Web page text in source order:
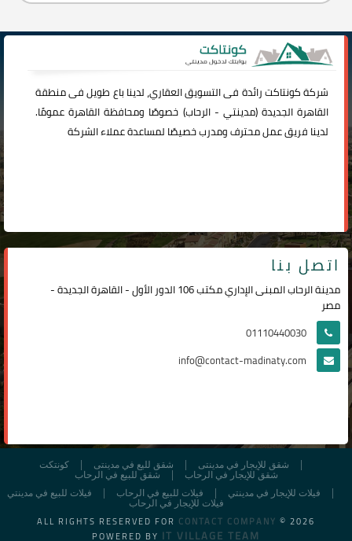
شركةكونتاكترائدة فى التسويق العقاري، لدينا باع طويل فى منطقة
القاهرة الجديدة (مدينتي -الرحاب) خصوصًا ومحافظة القاهرة عمومًا.
لدينا فريق عمل محترف ومدرب خصيصًا لمساعدة عملاء الشركة
اتصل بنا
مدينة الرحاب المبنى الإداري مكتب 106 الدور الأول - القاهرة الجديدة -
مصر
01110440030
info@contact-madinaty.com
كونتكت شقق لليع في مدينتى
شقق للإيجار في مدينتى
شقق للبيع في الرحاب
شقق للإيجار في الرحاب
فيلات للبيع في مدينتي
فيلات للبيع في الرحاب
فيلات للإيجار في مدينتي
فيلات للإيجار في الرحاب
ALL RIGHTS RESERVED FOR CONTACT COMPANY © 2026
POWERED BY IT VILLAGE TEAM